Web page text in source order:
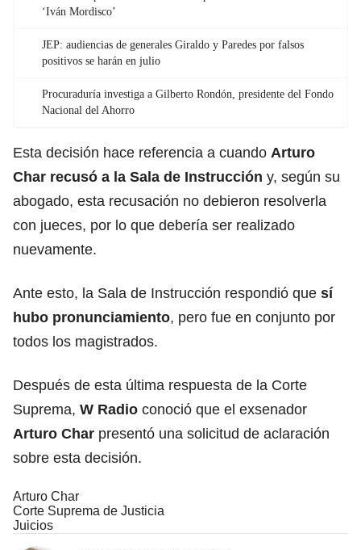
‘Iván Mordisco’
JEP: audiencias de generales Giraldo y Paredes por falsos
positivos se harán en julio
Procuraduría investiga a Gilberto Rondón, presidente del Fondo
Nacional del Ahorro
Esta decisión hace referencia a cuando Arturo
Char recusó a la Sala de Instrucción y, según su
abogado, esta recusación no debieron resolverla
con jueces, por lo que debería ser realizado
nuevamente.
Ante esto, la Sala de Instrucción respondió que sí
hubo pronunciamiento, pero fue en conjunto por
todos los magistrados.
Después de esta última respuesta de la Corte
Suprema, W Radio conoció que el exsenador
Arturo Char presentó una solicitud de aclaración
sobre esta decisión.
Arturo Char
Corte Suprema de Justicia
Juicios